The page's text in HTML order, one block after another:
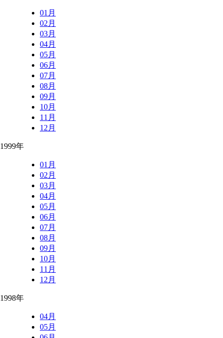
01月
02月
03月
04月
05月
06月
07月
08月
09月
10月
11月
12月
1999年
01月
02月
03月
04月
05月
06月
07月
08月
09月
10月
11月
12月
1998年
04月
05月